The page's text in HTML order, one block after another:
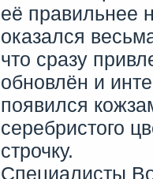
её правильнее
оказался
что сразу
обновлён и
появился
серебристого
строчку.
Специалисты